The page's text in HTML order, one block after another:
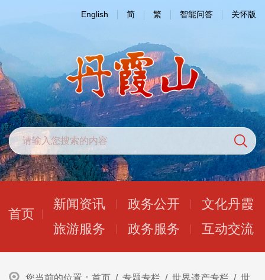
English 简 繁 智能问答 关怀版
首页
新闻资讯 政务公开
文化丹霞
旅游服务
政务服务 互动交流
您当前的位置： 首页 / 专题专栏 / 世界遗产专栏 / 世